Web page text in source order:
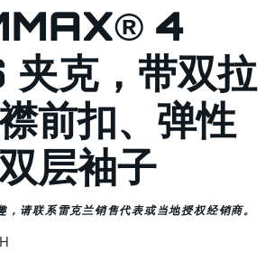
4
克，带双拉
前扣、弹性
层袖子
请联系雷克兰销售代表或当地授权经销商。